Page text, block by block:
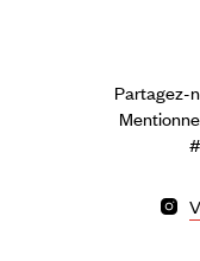
Partagez-